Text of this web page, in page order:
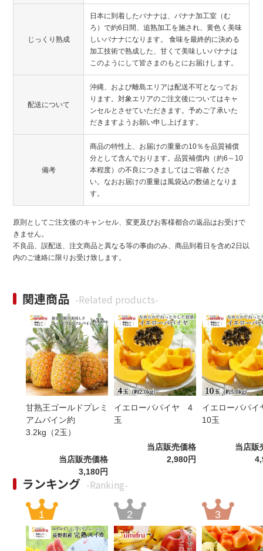
じっくり熟成
日本に到着したバナナは、バナナ加工室（む
ろ）で約6日間、追熟加工を施され、黄色く美味
しいバナナになります。 食味を最終的に決める
加工技術で熟成した、甘くて美味しいバナナは
このようにして皆さまのもとにお届けします。
配送について
沖縄、および離島エリアは配送不可となってお
ります。対象エリアのご注文後についてはキャ
ンセルとさせていただきます。予めご了承いた
だきますようお願い申し上げます。
備考
商品の特性上、お届けの重量の10％を品質補償
分として含んでおります。品質補償内（約6～10
本程度）の不良につきましてはご容赦くださ
い。なおお届けの重量は風袋込の数値となりま
す。
原則としてご注文後のキャンセル、変更及びお客様都合の返品はお受けで
きません。
不良品、誤配送、注文商品と異なる等の事由のみ、商品到着日を含め2日以
内のご連絡に限りお受け致します。
関連商品 -Related products-
甘熟王ゴールドプレミ
アムパイン約
3.2kg（2玉）
当店販売価格
3,180円
イエローパパイヤ 4
玉
当店販売価格
2,980円
イエローパパ
10玉
当店販
ランキング -Ranking-